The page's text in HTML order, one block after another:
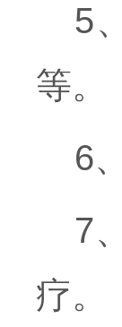
5
等。
6
7
疗。